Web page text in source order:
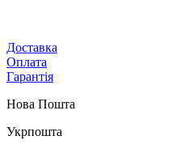
Доставка
Оплата
Гарантія
Нова Пошта
Укрпошта